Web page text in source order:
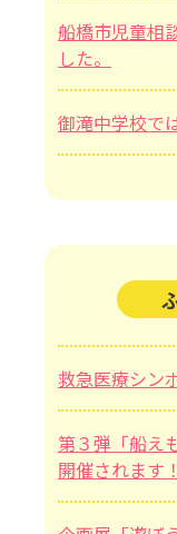
船橋市児童相
した。
御滝中学校で
救急医療シン
第３弾「船え
開催されます！